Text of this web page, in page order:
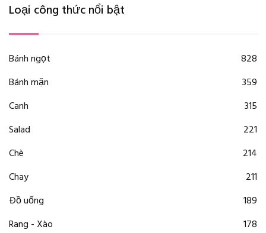
Loại công thức nổi bật
Bánh ngọt
828
Bánh mặn
359
Canh
315
Salad
221
Chè
214
Chay
211
Đồ uống
189
Rang - Xào
178